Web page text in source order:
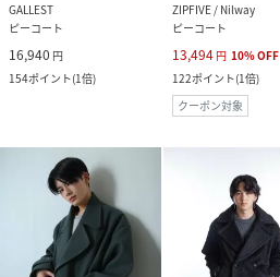
GALLEST
ピーコート
16,940 円
154ポイント(1倍)
ZIPFIVE / Nilway
ピーコート
13,494 円 10%OFF
122ポイント(1倍)
クーポン対象